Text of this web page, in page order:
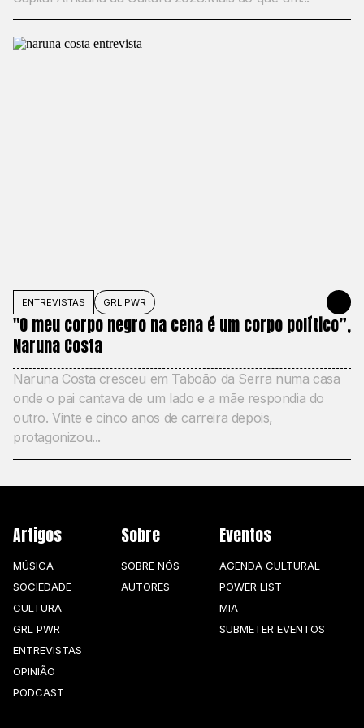
ENTREVISTAS GRL PWR 31 DE
"O meu corpo negro na cena é um corpo político”,
Naruna Costa
Naruna Costa cresceu em Taboão da Serra numa casa
onde o pai cantava de um lado e a mãe respondia do
outro. Vinte e cinco anos de carreira depois,
protagonizou...
Artigos
MÚSICA
SOCIEDADE
CULTURA
GRL PWR
ENTREVISTAS
OPINIÃO
PODCAST
Sobre
SOBRE NÓS
AUTORES
Eventos
AGENDA CULTURAL
POWER LIST
MIA
SUBMETER EVENTOS